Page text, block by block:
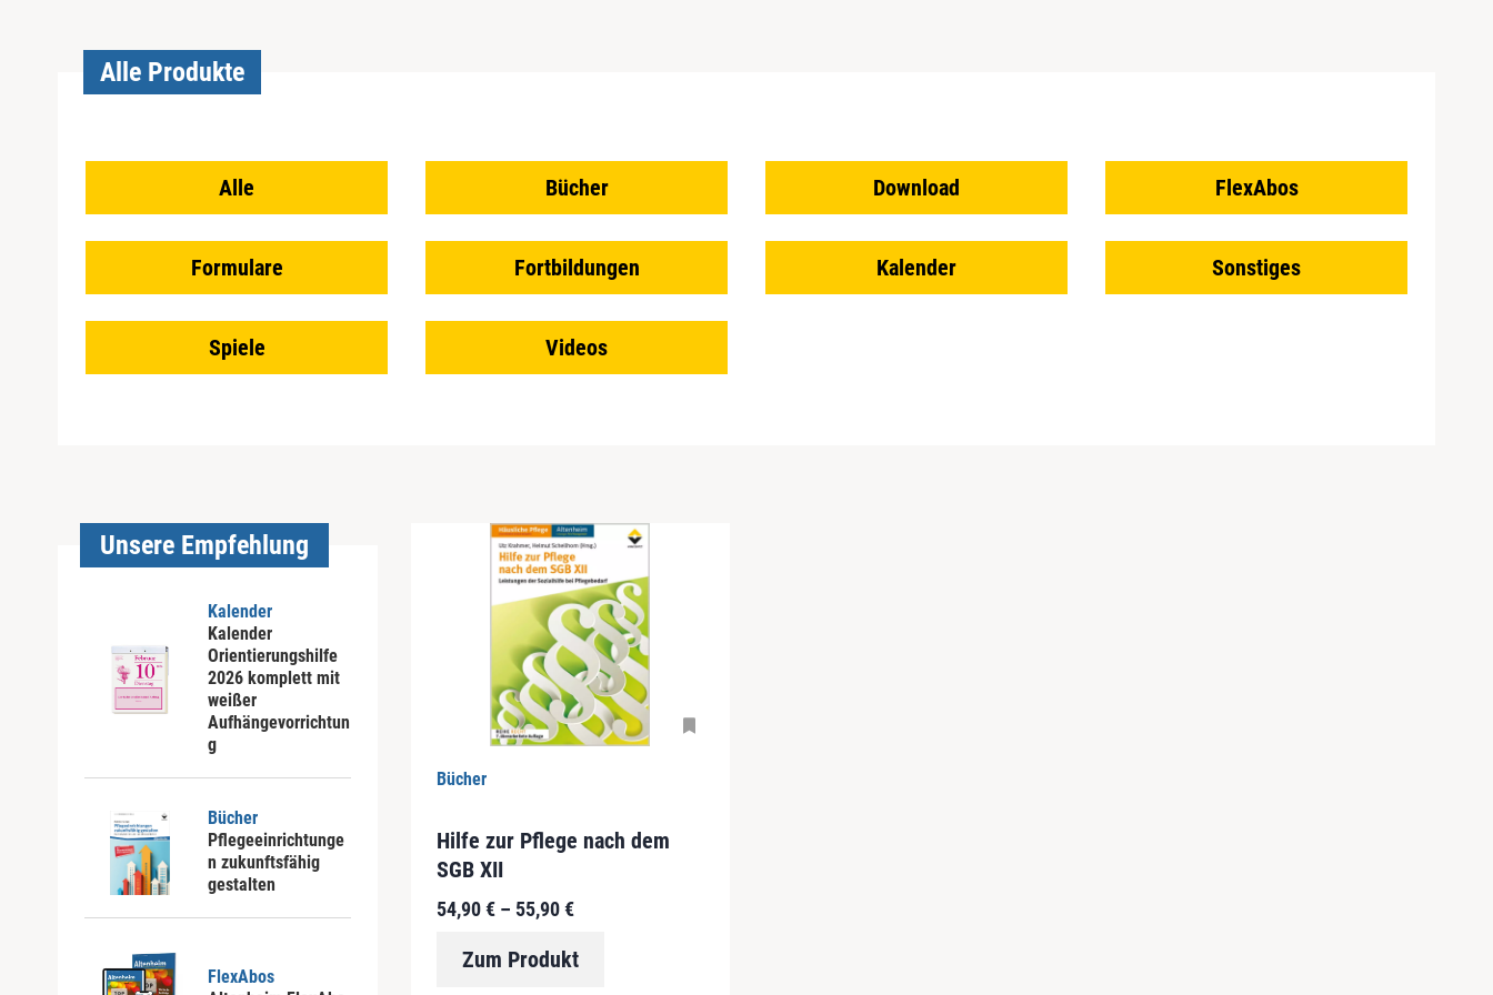
Alle Produkte
Alle Bücher Download FlexAbos
Formulare Fortbildungen Kalender Sonstiges
Spiele Videos
Unsere Empfehlung
Kalender
Kalender
Orientierungshilfe
2026 komplett mit
weißer
Aufhängevorrichtun
g
Bücher
Pflegeeinrichtunge
n zukunftsfähig
gestalten
FlexAbos
Bücher
Hilfe zur Pflege nach dem
SGB XII
54,90€– 55,90€
Zum Produkt
D
e
s
e
s